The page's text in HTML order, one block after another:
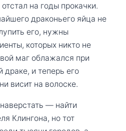
на годы прокачки.
драконьего яйца не
его, нужны
которых никто не
маг облажался при
драке, и теперь его
висит на волоске.
— найти
Клингона, но тот